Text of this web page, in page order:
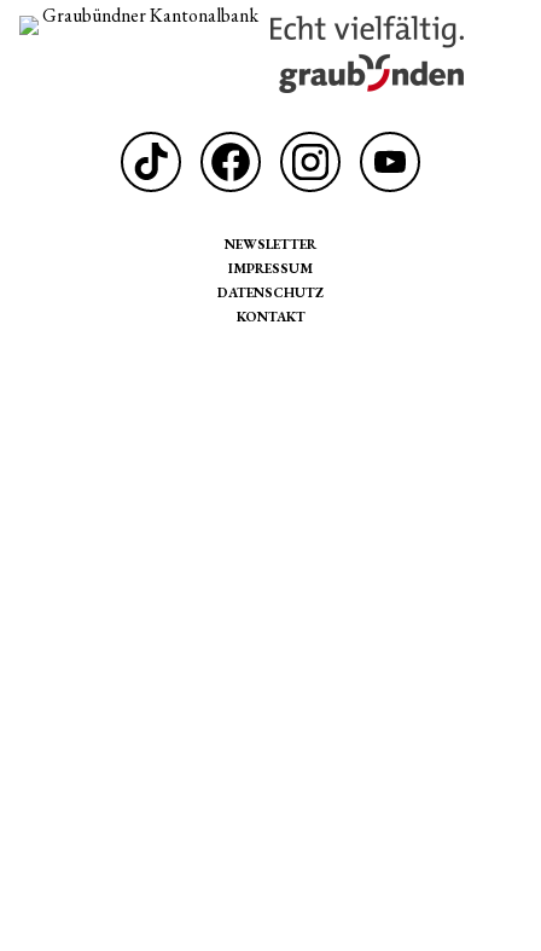
NEWSLETTER
IMPRESSUM
DATENSCHUTZ
KONTAKT